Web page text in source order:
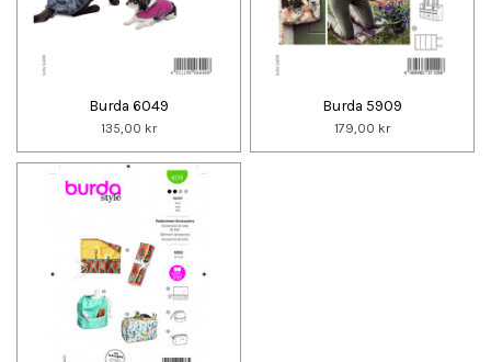
Burda 6049
135,00 kr
Burda 5909
179,00 kr